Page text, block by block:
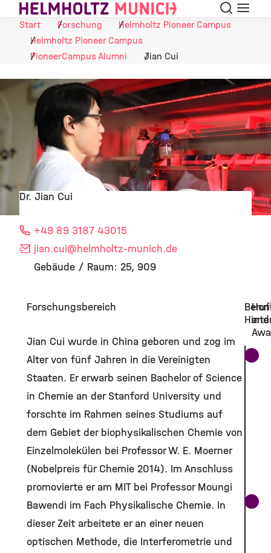
Skip to Content Suche
Start
Forschung
Helmholtz Pioneer Campus
Helmholtz Pioneer Campus
PioneerCampus Alumni
Jian Cui
Dr. Jian Cui
+49 89 3187 43015
jian.cui@helmholtz-munich.de
Gebäude / Raum: 25, 909
Forschungsbereich
Jian Cui wurde in China geboren und zog im
Alter von fünf Jahren in die Vereinigten
Staaten. Er erwarb seinen Bachelor of Science
in Chemie an der Stanford University und
forschte im Rahmen seines Studiums auf
dem Gebiet der biophysikalischen Chemie von
Einzelmolekülen bei Professor W. E. Moerner
(Nobelpreis für Chemie 2014). Im Anschluss
promovierte er am MIT bei Professor Moungi
Bawendi im Fach Physikalische Chemie. In
dieser Zeit arbeitete er an einer neuen
optischen Methode, die Interferometrie und
and